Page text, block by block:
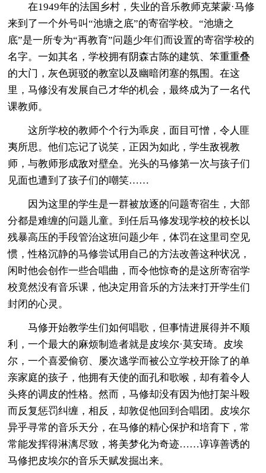
在1949年的法国乡村，失业的音乐教师克莱蒙·马修
来到了一个外号叫“池塘之底”的寄宿学校。“池塘之
底”是一所专为“再教育”问题少年们而设置的寄宿学校的
名字。一如其名，学校拥有阴森古陈的建筑、笨重重叠
的大门，灰色斑驳的教室以及幽暗闭塞的氛围。在这
里，马修没有发展自己才华的机会，最终成为了一名代
课教师。
这所学校的教师个个行为乖戾，面目可憎，令人匪
夷所思。他们忘记了说笑，正因为如此，学生敌视教
师，与教师形成敌对壁垒。光头的马修第一次与孩子们
见面也遭到了孩子们的嘲笑……
因为这里的学生是一群被放逐的问题寄宿生，大部
分都是难缠的问题儿童。到任后马修发现学校的校长以
残暴高压的手段管治这班问题少年，体罚在这里司空见
惯，性格沉静的马修尝试用自己的方法改善这种状况，
闲时他会创作一些合唱曲，而令他惊奇的是这所寄宿学
校竟然没有音乐课，他决定用音乐的方法来打开学生们
封闭的心灵。
马修开始教学生们如何唱歌，但事情进展得并不顺
利，一个最大的麻烦制造者就是皮埃尔·莫安琦。皮埃
尔，一个喜爱偷窃、屡次逃学而被公立学校开除了的单
亲家庭的孩子，他拥有天使的面孔和歌喉，却有着令人
头疼的调皮的性格。然而，马修却没有因为他打架斗殴
而反复惩罚纠缠，相反，却敦促他回到合唱团。皮埃尔
异乎寻常的音乐天分，在马修的精心保护和培育下，常
常能发挥得淋漓尽致，将美梦化为奇迹……谆谆善诱的
马修把皮埃尔的音乐天赋发掘出来。